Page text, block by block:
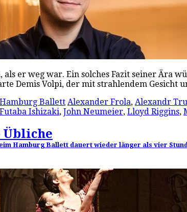
als er weg war. Ein solches Fazit seiner Ära
Demis Volpi, der mit strahlendem Gesicht
Hamburg Ballett Alexander Frola, Alexandr
Futaba Ishizaki, John Neumeier, Lloyd Riggins,
Übliche
Hamburg Ballett dauert wieder länger als vier